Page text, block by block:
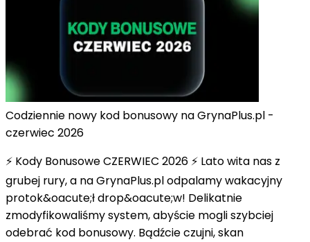
Codziennie nowy kod bonusowy na GrynaPlus.pl -
czerwiec 2026
⚡ Kody Bonusowe CZERWIEC 2026 ⚡ Lato wita nas z
grubej rury, a na GrynaPlus.pl odpalamy wakacyjny
protok&oacute;ł drop&oacute;w! Delikatnie
zmodyfikowaliśmy system, abyście mogli szybciej
odebrać kod bonusowy. Bądźcie czujni, skan